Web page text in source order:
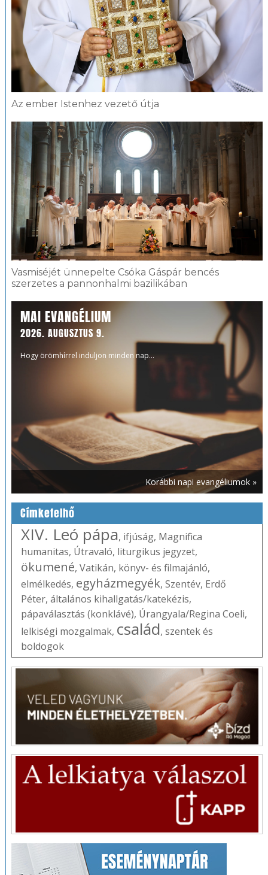
Az ember Istenhez vezető útja
Vasmiséjét ünnepelte Csóka Gáspár bencés
szerzetes a pannonhalmi bazilikában
MAI EVANGÉLIUM
2026. AUGUSZTUS 9.
Hogy örömhírrel induljon minden nap...
Korábbi napi evangéliumok »
Címkefelhő
XIV. Leó pápa, ifjúság, Magnifica
humanitas, Útravaló, liturgikus jegyzet,
ökumené, Vatikán, könyv- és filmajánló,
elmélkedés, egyházmegyék, Szentév, Erdő
Péter, általános kihallgatás/katekézis,
pápaválasztás (konklávé), Úrangyala/Regina Coeli,
lelkiségi mozgalmak, család, szentek és
boldogok